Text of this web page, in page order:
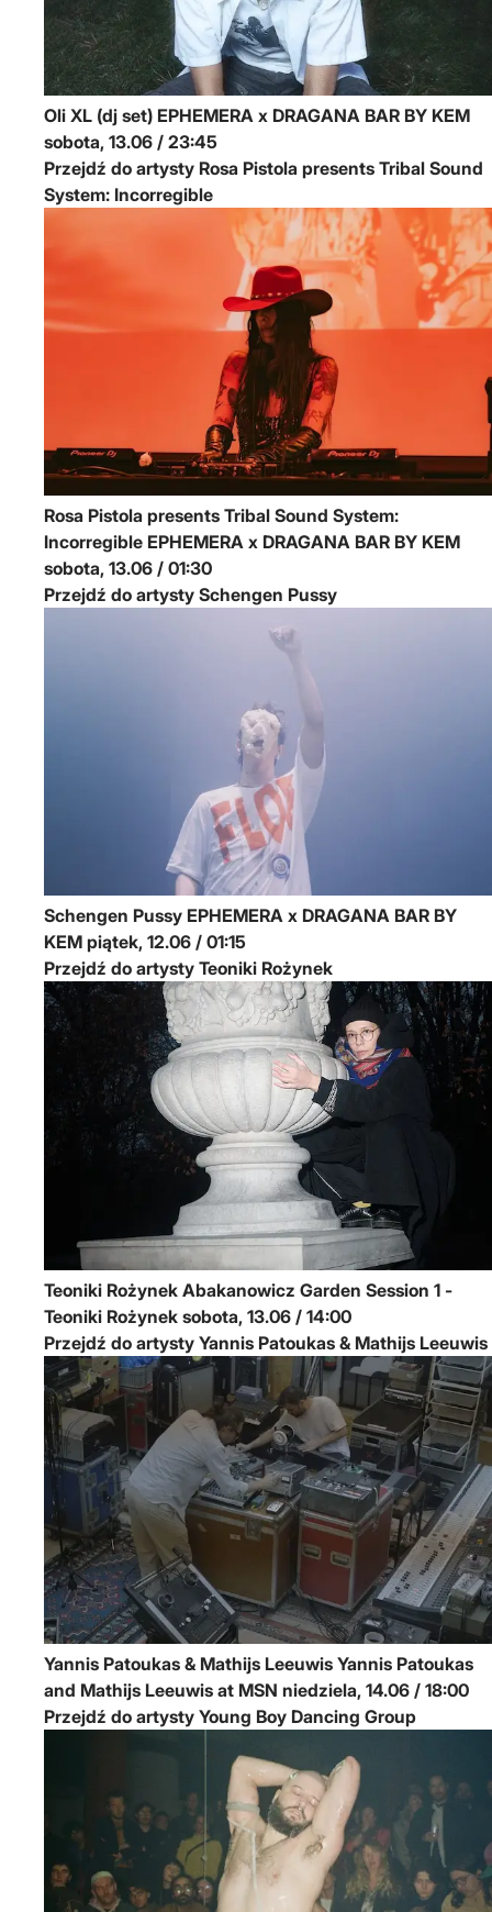
Oli XL (dj set) EPHEMERA x DRAGANA BAR BY KEM
sobota, 13.06 / 23:45
Przejdź do artysty Rosa Pistola presents Tribal Sound
System: Incorregible
Rosa Pistola presents Tribal Sound System:
Incorregible EPHEMERA x DRAGANA BAR BY KEM
sobota, 13.06 / 01:30
Przejdź do artysty Schengen Pussy
Schengen Pussy EPHEMERA x DRAGANA BAR BY
KEM
piątek, 12.06 / 01:15
Przejdź do artysty Teoniki Rożynek
Teoniki Rożynek Abakanowicz Garden Session 1 -
Teoniki Rożynek
sobota, 13.06 / 14:00
Przejdź do artysty Yannis Patoukas & Mathijs Leeuwis
Yannis Patoukas & Mathijs Leeuwis Yannis Patoukas
and Mathijs Leeuwis at MSN
niedziela, 14.06 / 18:00
Przejdź do artysty Young Boy Dancing Group